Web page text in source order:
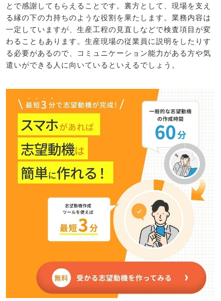
とで感謝してもらえることです。裏方として、現場を支え
る縁の下の力持ちのような役割を果たします。業務内容は
一定していますが、生産工程の見直しなどで検査項目が変
わることもあります。生産現場の従業員に説明をしたりす
る必要があるので、コミュニケーション能力がある方や気
遣いができる人に向いているといえるでしょう。